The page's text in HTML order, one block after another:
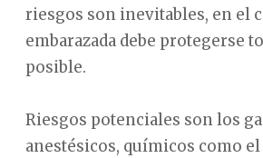
riesgos son inevitables, en el
embarazada debe protegerse
posible.
Riesgos potenciales son los
anestésicos, químicos como